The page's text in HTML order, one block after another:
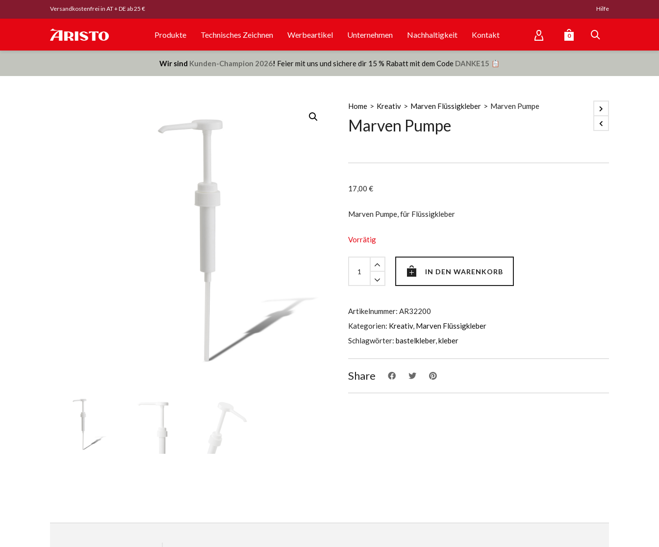
Versandkostenfrei in AT + DE ab 25 € Hilfe
Produkte Technisches Zeichnen Werbeartikel Unternehmen Nachhaltigkeit Kontakt 0
Wir sind Kunden-Champion 2026! Feier mit uns und sichere dir 15 % Rabatt mit dem Code DANKE15
Home > Kreativ > Marven Flüssigkleber > Marven Pumpe
Marven Pumpe
17,00 €
Marven Pumpe, für Flüssigkleber
Vorrätig
Pumpe
quantity
IN DEN WARENKORB
Artikelnummer: AR32200
Kategorien: Kreativ, Marven Flüssigkleber
Schlagwörter: bastelkleber,kleber
Share